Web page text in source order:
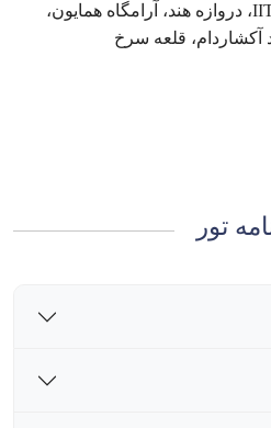
بازدید تخصصی از نمایشگاه IITF، دروازه هند، آرامگاه همایون،
آکشاردام، قلعه سرخ
تور